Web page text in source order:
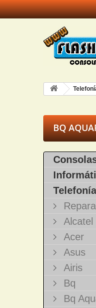
BQ
Telefonía
Alcatel
Acer
Asus
Airis
Bq
Bq